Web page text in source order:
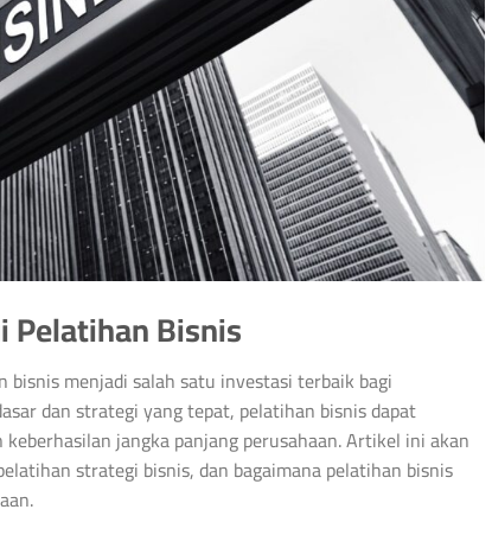
Pelatihan Bisnis
menjadi salah satu investasi terbaik bagi
dan strategi yang tepat, pelatihan bisnis dapat
jangka panjang perusahaan. Artikel ini akan
strategi bisnis, dan bagaimana pelatihan bisnis